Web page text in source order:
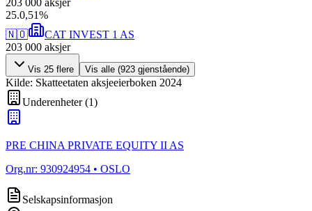
203 000 aksjer
25.0,51%
🇳🇴
CAT INVEST 1 AS
203 000 aksjer
Vis 25 flere Vis alle (923 gjenstående)
Kilde: Skatteetaten aksjeeierboken 2024
Underenheter(1)
PRE CHINA PRIVATE EQUITY II AS
Org.nr: 930924954 • OSLO
Selskapsinformasjon